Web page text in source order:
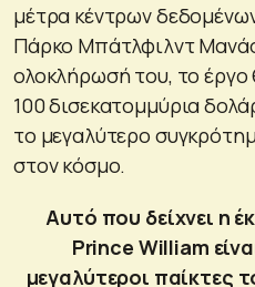
μέτρα κέντρων
Πάρκο Μπάτλφιλντ
ολοκλήρωσή του, το έργο
100 δισεκατομμύρια
το μεγαλύτερο
στον κόσμο.
Αυτό που δείχνει η
Prince William
μεγαλύτεροι παίκτες